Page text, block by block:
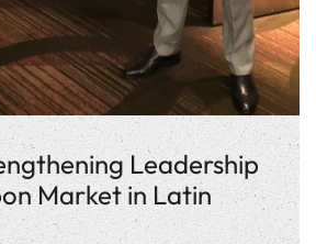
Leadership
Market in Latin